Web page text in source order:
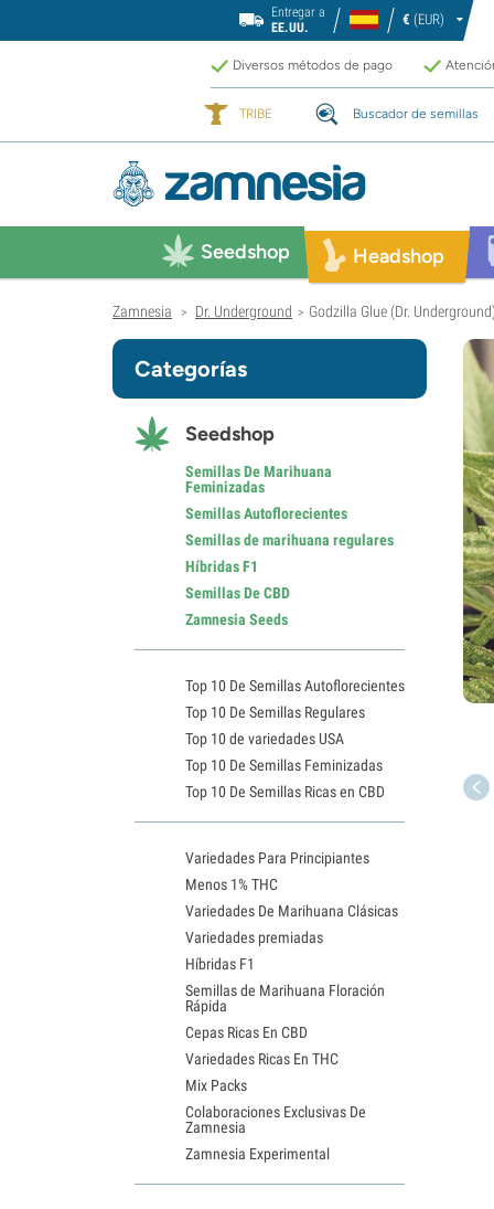
Entregar a
EE.UU.
€ (EUR)
Diversos métodos de pago
TRIBE Buscador de semillas
Seedshop Headshop
Zamnesia > Dr. Underground > Godzilla Glue (Dr.
Categorías
Seedshop
Semillas De Marihuana
Feminizadas
Semillas Autoflorecientes
Semillas de marihuana regulares
Híbridas F1
Semillas De CBD
Zamnesia Seeds
Top 10 De Semillas Autoflorecientes
Top 10 De Semillas Regulares
Top 10 de variedades USA
Top 10 De Semillas Feminizadas
Top 10 De Semillas Ricas en CBD
Variedades Para Principiantes
Menos 1% THC
Variedades De Marihuana Clásicas
Variedades premiadas
Híbridas F1
Semillas de Marihuana Floración
Rápida
Cepas Ricas En CBD
Variedades Ricas En THC
Mix Packs
Colaboraciones Exclusivas De
Zamnesia
Zamnesia Experimental